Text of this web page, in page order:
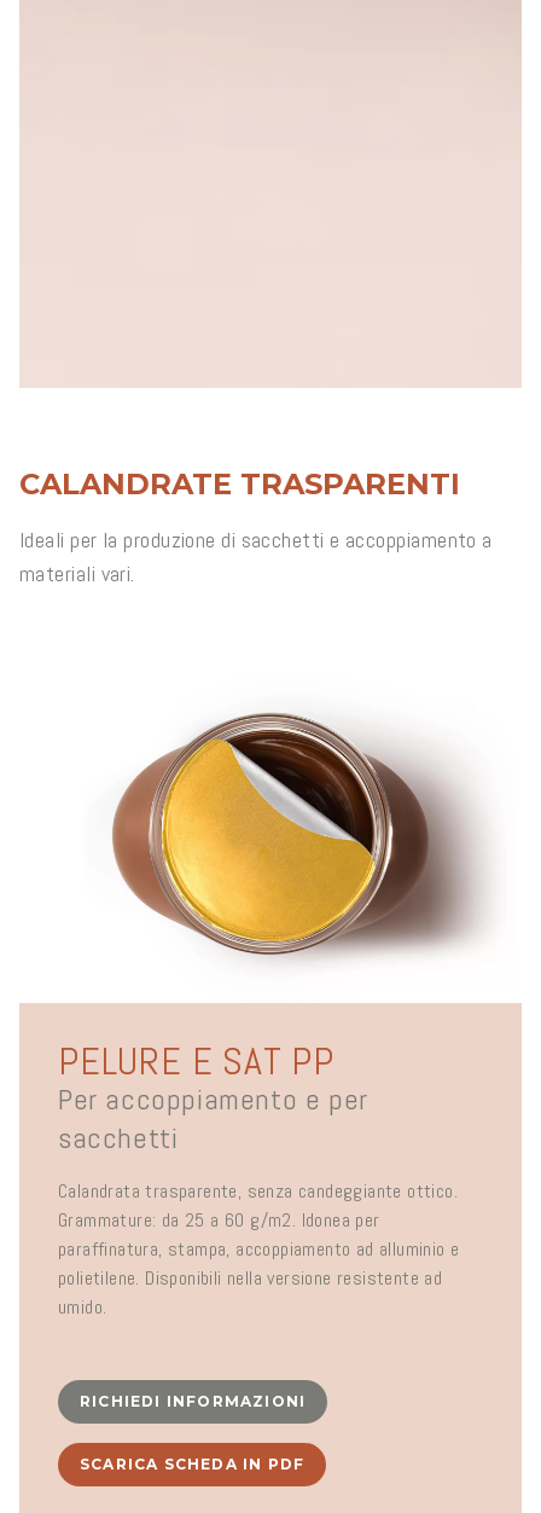
CALANDRATE TRASPARENTI
Ideali per la produzione di sacchetti e accoppiamento a
materiali vari.
PELURE E SAT PP
Per accoppiamento e per
sacchetti
Calandrata trasparente, senza candeggiante ottico.
Grammature: da 25 a 60 g/m2. Idonea per
paraffinatura, stampa, accoppiamento ad alluminio e
polietilene. Disponibili nella versione resistente ad
umido.
RICHIEDI INFORMAZIONI
SCARICA SCHEDA IN PDF